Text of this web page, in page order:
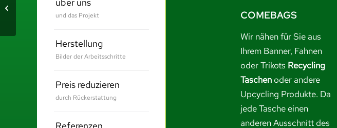
und das Projekt
Herstellung
Bilder der Arbeitsschritte
Preis reduzieren
durch Rückerstattung
COMEBAGS
Wir nähen für Sie aus
Ihrem Banner, Fahnen
oder Trikots Recycling
Taschenoder andere
Upcycling Produkte. Da
jede Tasche einen
anderen Ausschnitt des
Gemeinde Empfingen